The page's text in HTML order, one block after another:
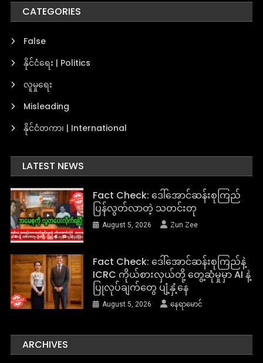
CATEGORIES
False
နိုင်ငံရေး | Politics
လူမှုရေး
Misleading
နိုင်ငံတကာ၊ | International
LATEST NEWS
Fact Check: ဒေါ်အောင်ဆန်းစုကြည်
ပြန်လွတ်လာတဲ့ သတင်းတု
August 5, 2026 Zun Zee
Fact Check: ဒေါ်အောင်ဆန်းစုကြည်နဲ့
ICRC ကိုယ်စားလှယ်တို့ တွေ့ဆုံမှုမှာ AI နဲ့
ပြုလုပ်ချက်တွေ ပျံ့နှံ့နေ
August 5, 2026 နေရာမောင်
ARCHIVES